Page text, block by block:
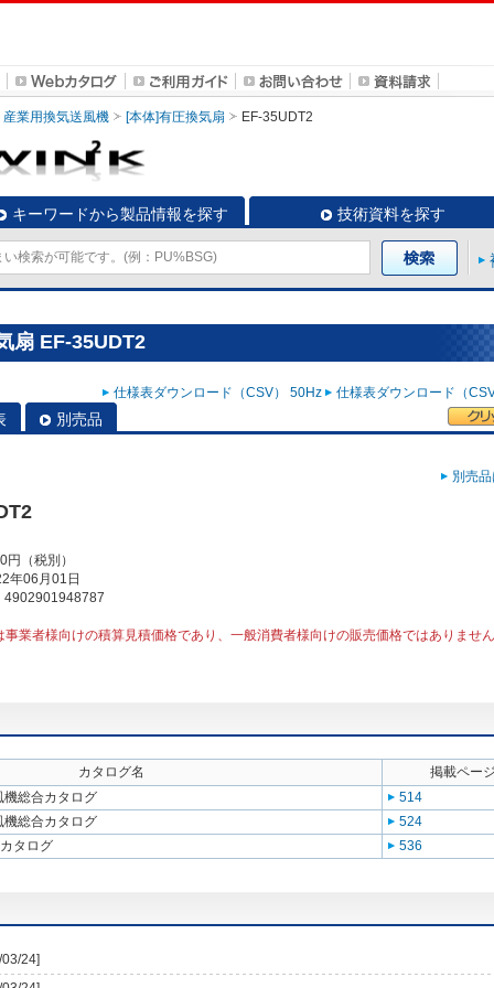
産業用換気送風機 [本体]有圧換気扇 EF-35UDT2
キーワードから製品情報を探す 技術資料を探す
扇 EF-35UDT2
仕様表ダウンロード（CSV） 50Hz 仕様表ダウンロード（
別売品
別売
（税別）
年06月01日
4902901948787
業者様向けの積算見積価格であり、一般消費者様向けの販売価格ではありませ
カタログ名
掲載ペー
総合カタログ
514
総合カタログ
524
タログ 536
24]